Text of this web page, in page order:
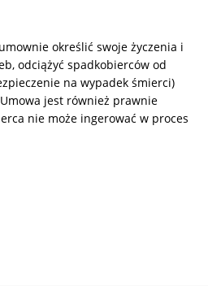
określić swoje życzenia i
odciążyć spadkobierców od
na wypadek śmierci)
jest również prawnie
nie może ingerować w proces